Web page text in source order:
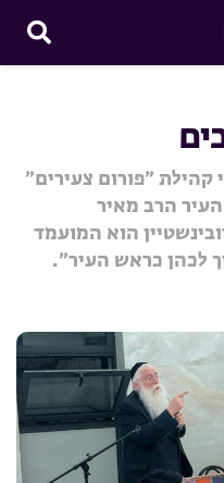
קהילת ״פורום צעירים״
הרב מאיר
הוא המועמד
לכהן כראש העיר״.